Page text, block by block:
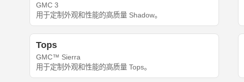
GMC 3
用于定制外观和性能的高质量 Shadow。
Tops
GMC™ Sierra
用于定制外观和性能的高质量 Tops。